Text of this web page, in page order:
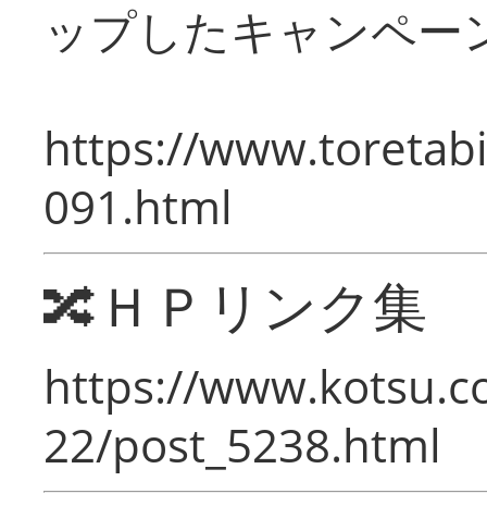
ップしたキャンペー
https://
091.html
🔀ＨＰリンク集
https://
22/post_5238.html